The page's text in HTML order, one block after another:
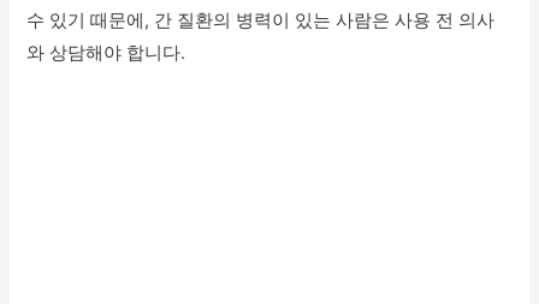
수 있기 때문에, 간 질환의 병력이 있는 사람은 사용 전 의사
와 상담해야 합니다.